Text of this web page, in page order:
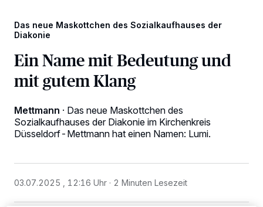
Das neue Maskottchen des Sozialkaufhauses der
Diakonie
Ein Name mit Bedeutung und
mit gutem Klang
Mettmann · Das neue Maskottchen des
Sozialkaufhauses der Diakonie im Kirchenkreis
Düsseldorf-Mettmann hat einen Namen: Lumi.
03.07.2025 , 12:16 Uhr 2 Minuten Lesezeit
personenbezogene Daten wie Browserdaten oder eindeutige
Kennungen auf Ihrem Gerät zu. Durch Auswahl von OK aktivieren Sie
Tracking-Technologien für die unter „Wir und unsere Partner
verarbeiten Daten, um Ihnen Dienste bereitzustellen“ aufgeführten
dieses Menü jederzeit wieder aufrufen, um Ihre Einstellungen zu
Einstellungen oder Ablehnen am unteren Rand der Webseite klicken.
Informationen finden Sie in unserer Datenschutzerklärung.